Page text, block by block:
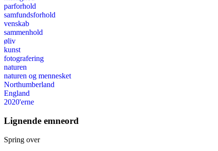
parforhold
samfundsforhold
venskab
sammenhold
øliv
kunst
fotografering
naturen
naturen og mennesket
Northumberland
England
2020'erne
Lignende emneord
Spring over